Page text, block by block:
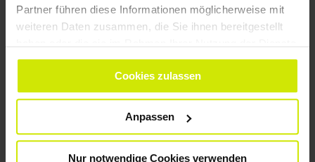
Partner führen diese Informationen möglicherweise mit
weiteren Daten zusammen, die Sie ihnen bereitgestellt
gesammelt haben.
Cookies zulassen
Anpassen
Nur notwendige Cookies verwenden
WIR LESEN GERNE
VON IHNEN